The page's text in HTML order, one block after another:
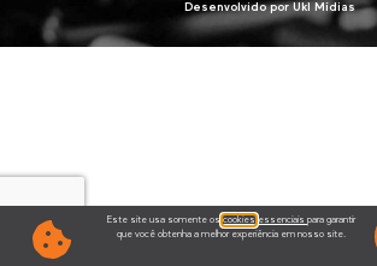
Desenvolvido por Ukl Mídias
Este site usa somente oscookiesessenciais para garantir
que você obtenha a melhor experiência em nosso site.